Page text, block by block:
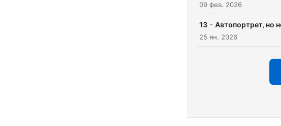
09 фев. 2026
13 - Автопортрет, но
25 ян. 2026